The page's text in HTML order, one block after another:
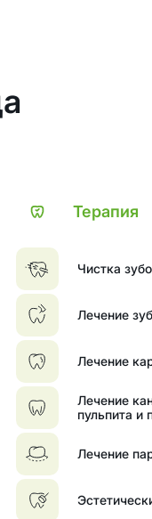
Терапия
Чистка
Лечение
Лечение
Лечение
пульпита и
Лечение